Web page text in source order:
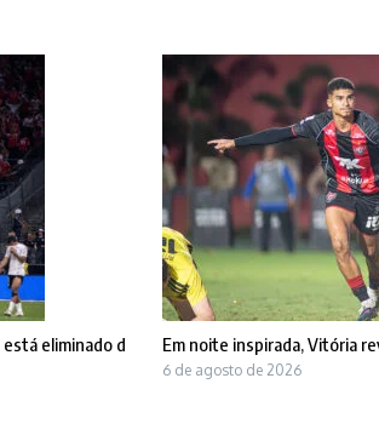
eliminado d
Em noite inspirada, Vitória
6 de agosto de 2026